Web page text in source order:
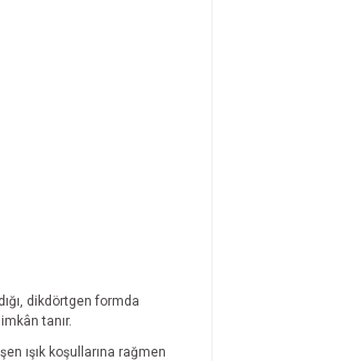
dikdörtgen formda
tanır.
ışık koşullarına rağmen